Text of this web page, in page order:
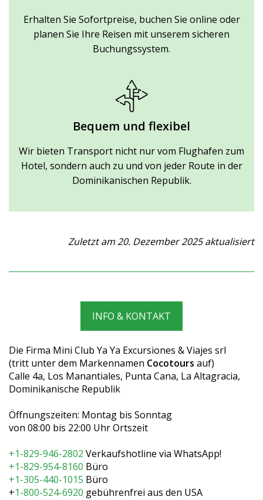
Erhalten Sie Sofortpreise, buchen Sie online oder
planen Sie Ihre Reisen mit unserem sicheren
Buchungssystem.
Bequem und flexibel
Wir bieten Transport nicht nur vom Flughafen zum
Hotel, sondern auch zu und von jeder Route in der
Dominikanischen Republik.
Zuletzt am 20. Dezember 2025 aktualisiert
INFO & KONTAKT
Die Firma Mini Club Ya Ya Excursiones & Viajes srl
(tritt unter dem Markennamen Cocotours auf)
Calle 4a, Los Manantiales, Punta Cana, La Altagracia,
Dominikanische Republik
Öffnungszeiten: Montag bis Sonntag
von 08:00 bis 22:00 Uhr Ortszeit
+1-829-946-2802 Verkaufshotline via WhatsApp!
+1-829-954-8160 Büro
+1-305-440-1015 Büro
+1-800-524-6920 gebührenfrei aus den USA